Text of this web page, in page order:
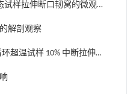
试样拉伸断口韧窝的微观
解剖观察
环超温试样 10% 中断拉伸
化物的 SEM 图像